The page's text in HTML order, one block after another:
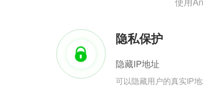
隐私保护
隐藏IP地址
可以隐藏用户的真实IP